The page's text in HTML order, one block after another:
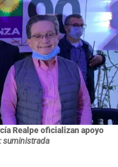
Realpe oficializan apoyo
suministrada